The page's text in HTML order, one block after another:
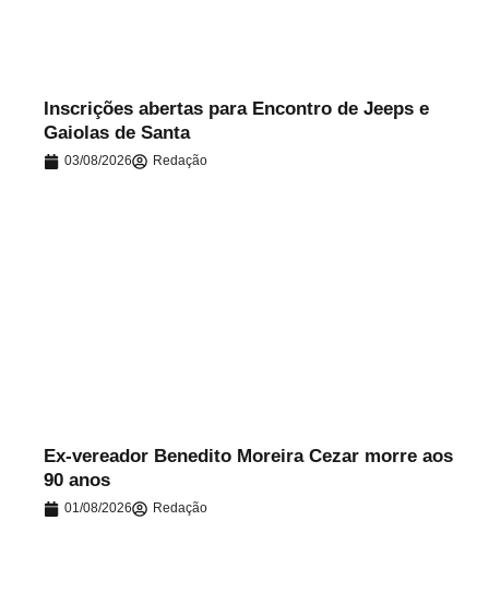
Inscrições abertas para Encontro de Jeeps e
Gaiolas de Santa
03/08/2026 Redação
Ex-vereador Benedito Moreira Cezar morre aos
90 anos
01/08/2026 Redação